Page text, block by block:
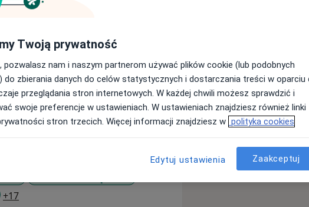
Uniwersytetu Medycznego.
zajmować się kardiologią.
o tematyce kardiologicznej w
po zakończeniu studiów
podstawie dysertacji dotyczącej
uzyskałem tytuł specjalisty
zawodowo jestem związany z
Wojewódzkiego Szpitala
podchodzić do medycyny i
tylko na wybranych ich aspektach,
na celu poszerzenie mojej
pacjentom najlepszej możliwej
i zachowawczym
+17a11y_sr_more_diseases
Twoją prywatność
pozwalasz nam i naszym partnerom używać plików cookie (lub podobnych
do zbierania danych do celów statystycznych i dostarczania treści w oparciu
przeglądania stron internetowych. W każdej chwili możesz sprawdzić i
swoje preferencje w ustawieniach. W ustawieniach znajdziesz również linki
stron trzecich. Więcej informacji znajdziesz w polityka cookies
Edytuj ustawienia Zaakceptuj